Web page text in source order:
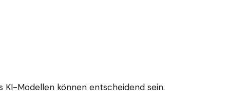
Modellen können entscheidend sein.